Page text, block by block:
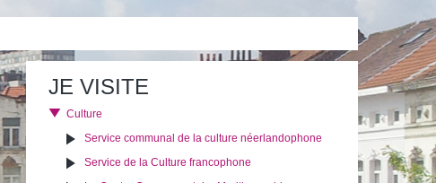
JE VISITE
Culture
Service communal de la culture néerlandophone
Service de la Culture francophone